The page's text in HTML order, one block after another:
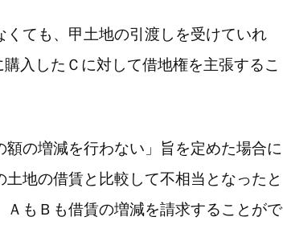
くても、甲土地の引渡しを受けていれ
入したＣに対して借地権を主張するこ
の増減を行わない」旨を定めた場合に
地の借賃と比較して不相当となったと
ＡもＢも借賃の増減を請求することがで